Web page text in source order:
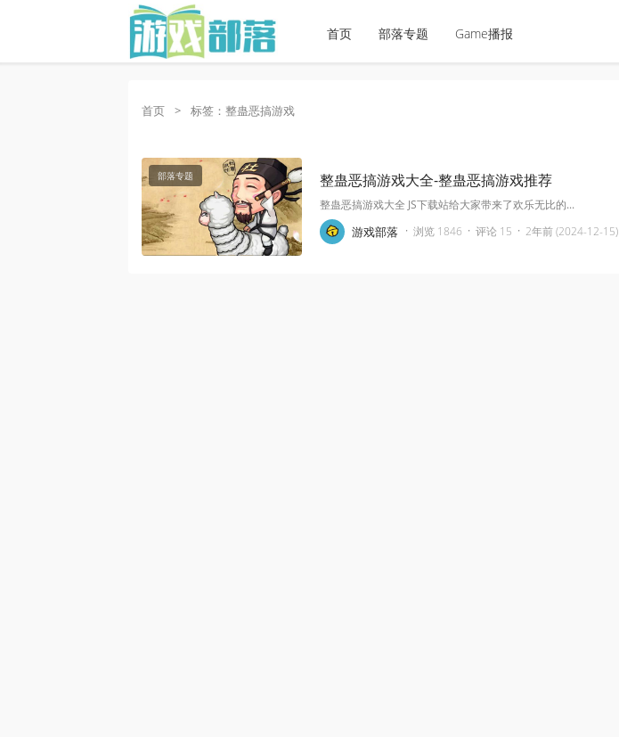
首页 部落专题 Game播报
首页 > 标签：整蛊恶搞游戏
部落专题 整蛊恶搞游戏大全-整蛊恶搞游戏推荐
整蛊恶搞游戏大全 JS下载站给大家带来了欢乐无比的...
游戏部落 · 浏览 1846 · 评论 15 · 2年前 (2024-12-15)